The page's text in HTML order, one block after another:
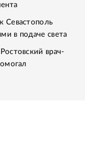
Севастополь
в подаче света
врач-